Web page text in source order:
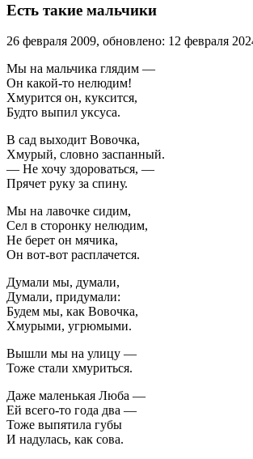
Есть такие мальчики
26 февраля 2009, обновлено: 12 февраля
Мы на мальчика глядим —
Он какой-то нелюдим!
Хмурится он, куксится,
Будто выпил уксуса.
В сад выходит Вовочка,
Хмурый, словно заспанный.
— Не хочу здороваться, —
Прячет руку за спину.
Мы на лавочке сидим,
Сел в сторонку нелюдим,
Не берет он мячика,
Он вот-вот расплачется.
Думали мы, думали,
Думали, придумали:
Будем мы, как Вовочка,
Хмурыми, угрюмыми.
Вышли мы на улицу —
Тоже стали хмуриться.
Даже маленькая Люба —
Ей всего-то года два —
Тоже выпятила губы
И надулась, как сова.